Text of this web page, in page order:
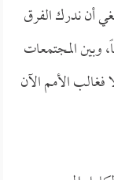
أن ندرك الفرق
وبين المجتمعات
الأمم الآن